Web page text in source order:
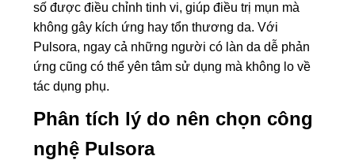
số được điều chỉnh tinh vi, giúp điều trị mụn mà
không gây kích ứng hay tổn thương da. Với
Pulsora, ngay cả những người có làn da dễ phản
ứng cũng có thể yên tâm sử dụng mà không lo về
tác dụng phụ.
Phân tích lý do nên chọn công
nghệ Pulsora